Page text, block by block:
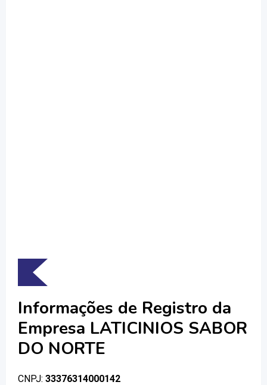
Informações de Registro da
Empresa LATICINIOS SABOR
DO NORTE
CNPJ: 33376314000142